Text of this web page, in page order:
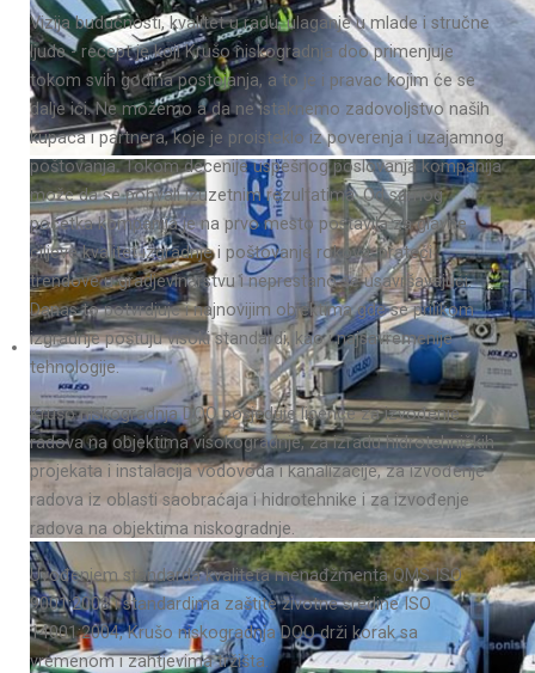
Vizija budućnosti, kvalitet u radu, ulaganje u mlade i stručne
ljude - recept je koji Krušo niskogradnja doo primenjuje
tokom svih godina postojanja, a to je i pravac kojim će se
dalje ići. Ne možemo a da ne istaknemo zadovoljstvo naših
kupaca i partnera, koje je proisteklo iz poverenja i uzajamnog
poštovanja. Tokom decenije uspešnog poslovanja kompanija
može da se pohvali izuzetnim rezultatima. Od samog
početka kompanija je na prvo mesto postavila za glavne
ciljeve kvalitet izgradnje i poštovanje rokova, prateći
trendove u gradjevinarstvu i neprestano se usavršavajući.
Danas to potvrdjuje i najnovijim objektima gde se prilikom
izgradnje poštuju visoki standardi, kao i najsavremenije
tehnologije.
Krušo niskogradnja DOO posjeduje licence za izvođenje
radova na objektima visokogradnje, za izradu hidrotehničkih
projekata i instalacija vodovoda i kanalizacije, za izvođenje
radova iz oblasti saobraćaja i hidrotehnike i za izvođenje
radova na objektima niskogradnje.
Uvođenjem standarda kvaliteta menađžmenta QMS ISO
9001:2008 i standardima zaštite životne sredine ISO
14001:2004, Krušo niskogradnja DOO drži korak sa
vremenom i zahtjevima tržišta.